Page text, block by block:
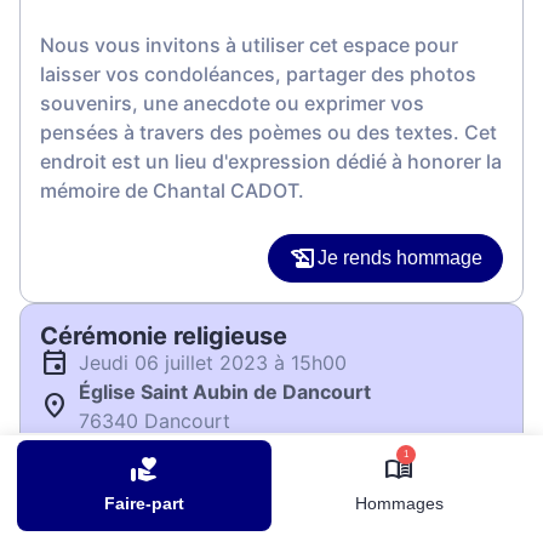
Faire-part
1
Hommages
Nous vous invitons à utiliser cet espace pour
laisser vos condoléances, partager des photos
souvenirs, une anecdote ou exprimer vos
pensées à travers des poèmes ou des textes. Cet
endroit est un lieu d'expression dédié à honorer la
mémoire de Chantal CADOT.
Je rends hommage
Cérémonie religieuse
jeudi 06 juillet 2023 à 15h00
Église Saint Aubin de Dancourt
76340 Dancourt
Je rends hommage